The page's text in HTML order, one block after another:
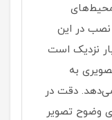
در این
نزدیک است
ابعاد تصویری به
اینچ ارائه می‌دهد. دقت در
وضوح تصویر